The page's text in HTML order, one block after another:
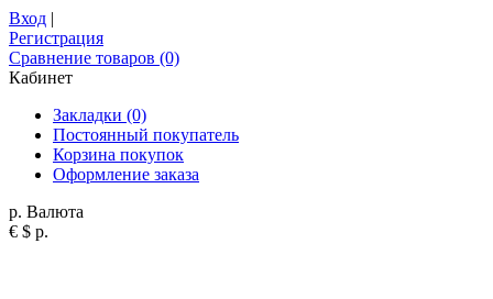
Вход |
Регистрация
Сравнение товаров (0)
Кабинет
Закладки (0)
Постоянный покупатель
Корзина покупок
Оформление заказа
р. Валюта
€ $ р.